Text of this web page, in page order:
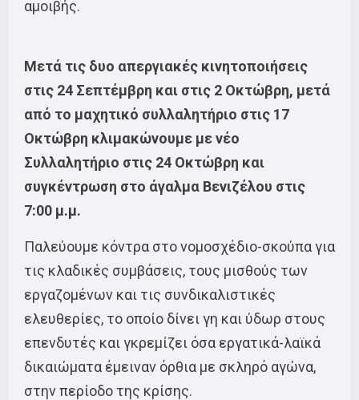
αμοιβής.
Μετά τις δυο απεργιακές κινητοποιήσεις
στις 24 Σεπτέμβρη και στις 2 Οκτώβρη, μετά
από το μαχητικό συλλαλητήριο στις 17
Οκτώβρη κλιμακώνουμε με νέο
Συλλαλητήριο στις 24 Οκτώβρη και
συγκέντρωση στο άγαλμα Βενιζέλου στις
7:00 μ.μ.
Παλεύουμε κόντρα στο νομοσχέδιο-σκούπα για
τις κλαδικές συμβάσεις, τους μισθούς των
εργαζομένων και τις συνδικαλιστικές
ελευθερίες, το οποίο δίνει γη και ύδωρ στους
επενδυτές και γκρεμίζει όσα εργατικά-λαϊκά
δικαιώματα έμειναν όρθια με σκληρό αγώνα,
στην περίοδο της κρίσης.